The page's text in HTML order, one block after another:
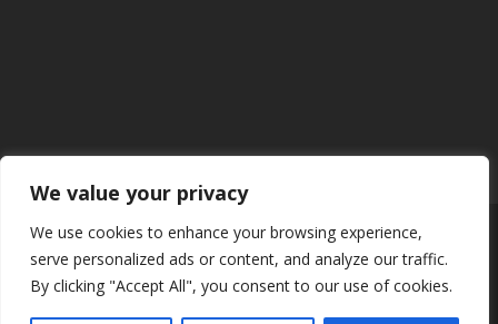
We value your privacy
We use cookies to enhance your browsing experience,
serve personalized ads or content, and analyze our traffic.
By clicking "Accept All", you consent to our use of cookies.
© 2024 www.korporel.fr V3 · Tous droits
réservés · crédit photos korporel · Concept
webkiwix.fr